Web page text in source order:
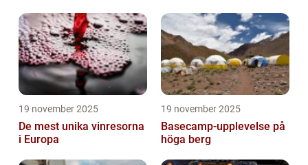
19 november 2025
De mest unika vinresorna
i Europa
19 november 2025
Basecamp-upplevelse på
höga berg